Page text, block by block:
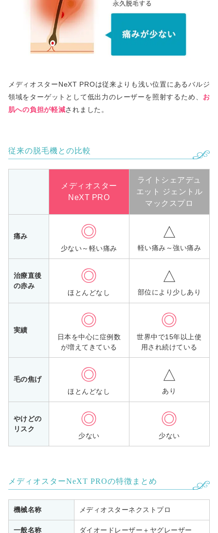
メディオスターNeXT PROは従来よりも浅い位置にあるバルジ
領域をターゲットとして低出力のレーザーを照射するため、 お
肌への負担が軽減されました。
従来の脱毛機との比較
メディオスター
NeXT PRO
ライトシェアデュ
エット ジェントル
マックスプロ
痛み ◎
少ない～軽い痛み
△
軽い痛み～強い痛み
治療直後
の赤み
◎
ほとんどなし
△
部位により少しあり
実績
◎
日本を中心に症例数
が増えてきている
◎
世界中で15年以上使
用され続けている
毛の焦げ ◎
ほとんどなし
△
あり
やけどの
リスク
◎
少ない
◎
少ない
メディオスターNeXT PROの特徴まとめ
機械名称 メディオスターネクストプロ
一般名称 ダイオードレーザー＋ヤグレーザー